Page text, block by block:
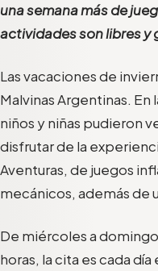
una semana más de
actividades son libres y
Las vacaciones de
Malvinas Argentinas. En
niños y niñas pudieron
disfrutar de la
Aventuras, de juegos
mecánicos, además de
De miércoles a domingo
horas, la cita es cada